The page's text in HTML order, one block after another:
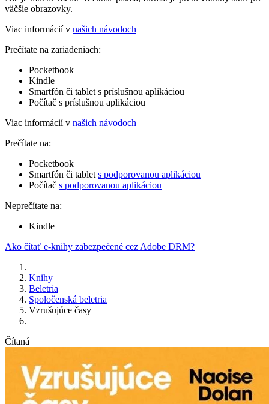
väčšie obrazovky.
Viac informácií v našich návodoch
Prečítate na zariadeniach:
Pocketbook
Kindle
Smartfón či tablet s príslušnou aplikáciou
Počítač s príslušnou aplikáciou
Viac informácií v našich návodoch
Prečítate na:
Pocketbook
Smartfón či tablet s podporovanou aplikáciou
Počítač s podporovanou aplikáciou
Neprečítate na:
Kindle
Ako čítať e-knihy zabezpečené cez Adobe DRM?
Knihy
Beletria
Spoločenská beletria
Vzrušujúce časy
Čítaná